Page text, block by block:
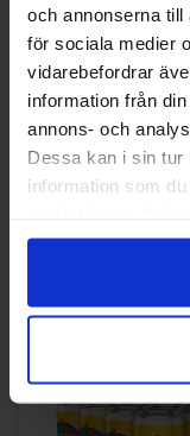
och annonserna till
för sociala medier
vidarebefordrar
information från
annons- och
Dessa kan i sin tur
information som